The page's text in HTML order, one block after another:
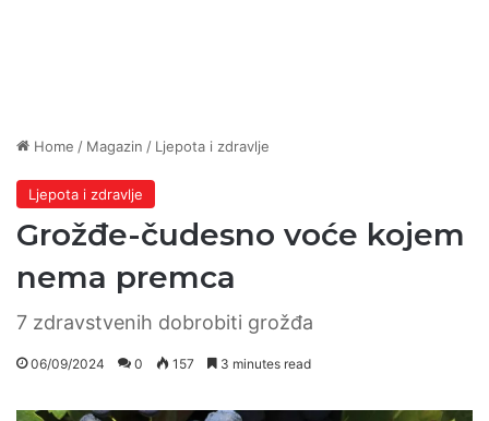
Home / Magazin / Ljepota i zdravlje
Ljepota i zdravlje
Grožđe-čudesno voće kojem
nema premca
7 zdravstvenih dobrobiti grožđa
06/09/2024 0 157 3 minutes read